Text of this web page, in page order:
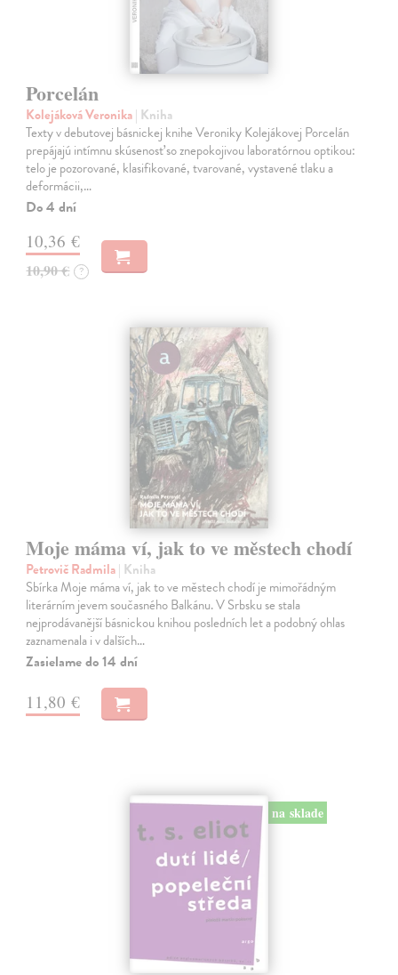
Porcelán
Kolejáková Veronika| Kniha
Texty v debutovej básnickej knihe Veroniky Kolejákovej Porcelán
prepájajú intímnu skúsenosť so znepokojivou laboratórnou optikou:
telo je pozorované, klasifikované, tvarované, vystavené tlaku a
deformácii,…
Do 4 dní
10,36 €
10,90 € ?
Moje máma ví, jak to ve městech chodí
Petrovič Radmila| Kniha
Sbírka Moje máma ví, jak to ve městech chodí je mimořádným
literárním jevem současného Balkánu. V Srbsku se stala
nejprodávanější básnickou knihou posledních let a podobný ohlas
zaznamenala i v dalších…
Zasielame do 14 dní
11,80 €
na sklade